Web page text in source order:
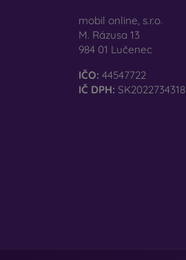
mobil online, s.r.o.
M. Rázusa 13
984 01 Lučenec
IČO: 44547722
IČ DPH: SK2022734318